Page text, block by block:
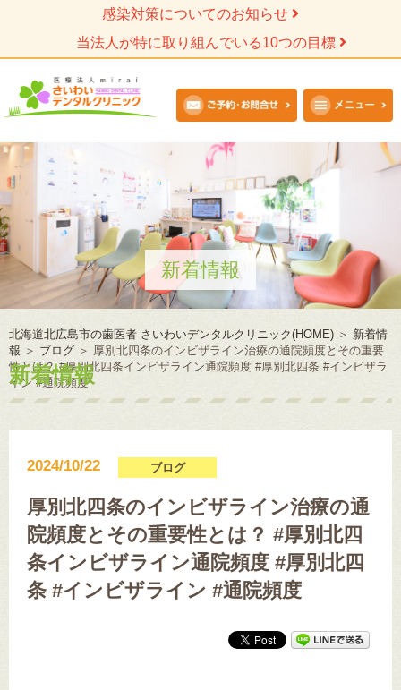
感染対策についてのお知らせ
当法人が特に取り組んでいる10つの目標
新着情報
北海道北広島市の歯医者 さいわいデンタルクリニック(HOME) ＞ 新着情
報 ＞ ブログ ＞ 厚別北四条のインビザライン治療の通院頻度とその重要
性とは？ #厚別北四条インビザライン通院頻度 #厚別北四条 #インビザラ
イン #通院頻度
新着情報
2024/10/22 ブログ
厚別北四条のインビザライン治療の通
院頻度とその重要性とは？ #厚別北四
条インビザライン通院頻度 #厚別北四
条 #インビザライン #通院頻度